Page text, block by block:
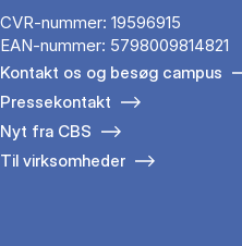
CVR-nummer: 19596915
EAN-nummer: 5798009814821
Kontakt os og besøg campus
Pressekontakt
Nyt fra CBS
Til virksomheder